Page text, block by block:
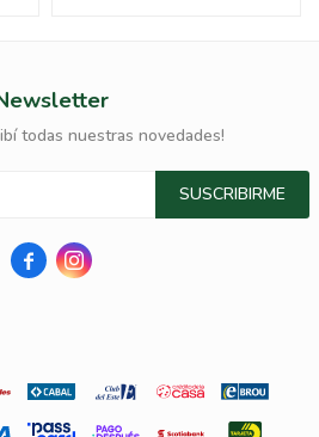
todas nuestras novedades!
SUSCRIBIRME
 